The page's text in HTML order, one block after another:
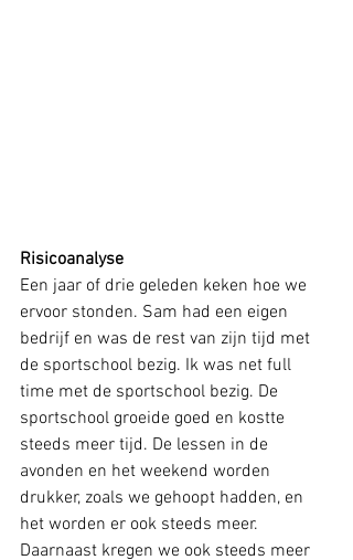
Risicoanalyse
Een jaar of drie geleden keken hoe we
ervoor stonden. Sam had een eigen
bedrijf en was de rest van zijn tijd met
de sportschool bezig. Ik was net full
time met de sportschool bezig. De
sportschool groeide goed en kostte
steeds meer tijd. De lessen in de
avonden en het weekend worden
drukker, zoals we gehoopt hadden, en
het worden er ook steeds meer.
Daarnaast kregen we ook steeds meer